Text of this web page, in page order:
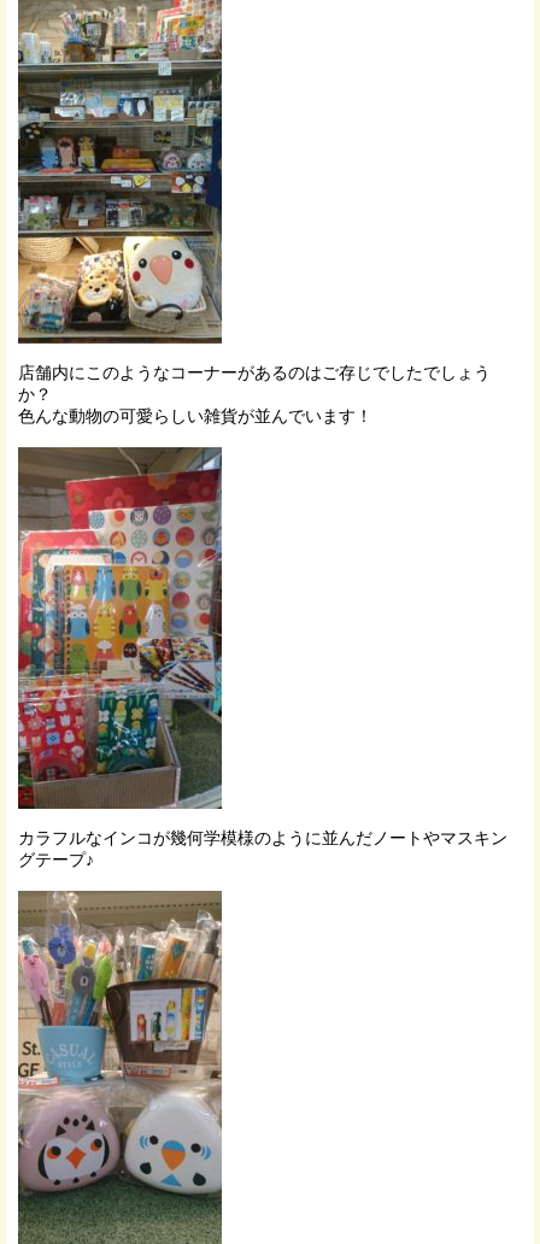
店舗内にこのようなコーナーがあるのはご存じでしたでしょう
か？
色んな動物の可愛らしい雑貨が並んでいます！
カラフルなインコが幾何学模様のように並んだノートやマスキン
グテープ♪